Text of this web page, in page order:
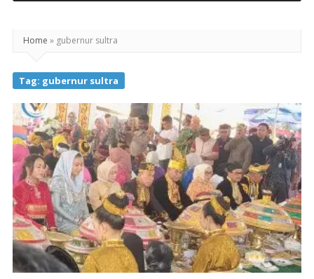
Home » gubernur sultra
Tag: gubernur sultra